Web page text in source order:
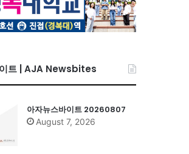
트 | AJA Newsbites
아자뉴스바이트 20260807
August 7, 2026